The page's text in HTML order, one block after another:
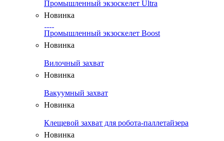
Промышленный экзоскелет Ultra
Новинка
Промышленный экзоскелет Boost
Новинка
Вилочный захват
Новинка
Вакуумный захват
Новинка
Клещевой захват для робота-паллетайзера
Новинка